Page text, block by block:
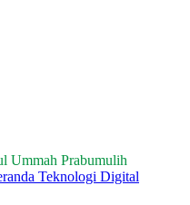
Ummah Prabumulih
Teknologi Digital